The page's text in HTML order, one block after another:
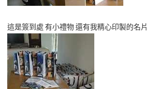
這是簽到處 有小禮物 還有我精心印製的名片